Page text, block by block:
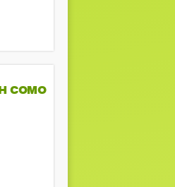
COMO